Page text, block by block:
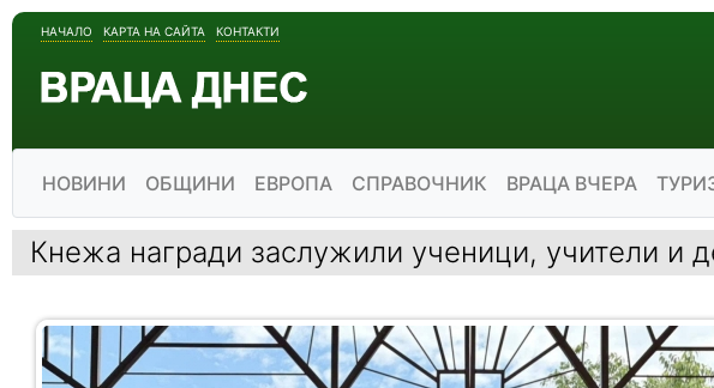
НАЧАЛО КАРТА НА САЙТА КОНТАКТИ
НОВИНИ ОБЩИНИ ЕВРОПА СПРАВОЧНИК ВРАЦА ВЧЕРА
Кнежа награди заслужили ученици, учители и